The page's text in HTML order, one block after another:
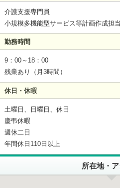
介護支援専門員
小規模多機能型サービス等計画作成担
勤務時間
9：00～18：00
残業あり（月3時間）
休日・休暇
土曜日、日曜日、休日
慶弔休暇
週休二日
年間休日110日以上
所在地・